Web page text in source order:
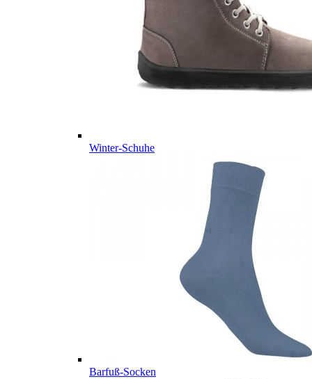
Winter-Schuhe
Barfuß-Socken